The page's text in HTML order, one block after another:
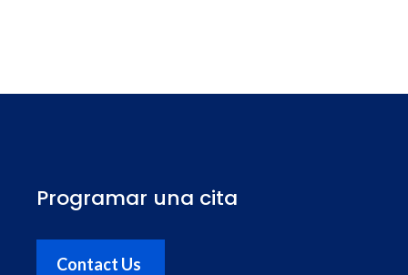
Programar una cita
Contact Us